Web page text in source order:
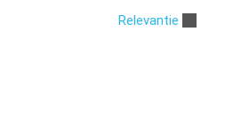
Relevantie